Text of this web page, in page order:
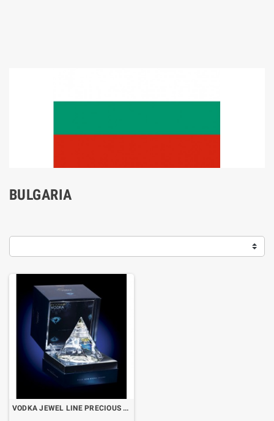
BULGARIA
VODKA JEWEL LINE PRECIOUS CL.70 CON ASTUCCIO